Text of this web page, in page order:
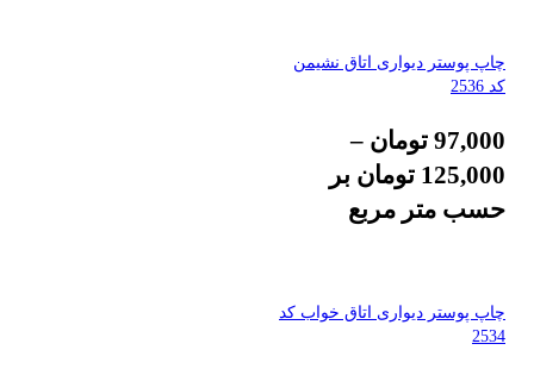
چاپ پوستر دیواری اتاق نشیمن
کد 2536
97,000 تومان –
125,000 تومان بر
حسب متر مربع
چاپ پوستر دیواری اتاق خواب کد
2534